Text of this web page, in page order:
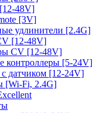
48V]
[3V]
удлинители [2.4G]
[12-48V]
CV [12-48V]
контроллеры [5-24V]
датчиком [12-24V]
[Wi-Fi, 2.4G]